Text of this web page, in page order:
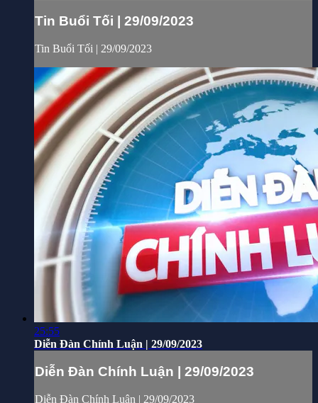
Tin Buổi Tối | 29/09/2023
Tin Buổi Tối | 29/09/2023
25:55
Diễn Đàn Chính Luận | 29/09/2023
Diễn Đàn Chính Luận | 29/09/2023
Diễn Đàn Chính Luận | 29/09/2023